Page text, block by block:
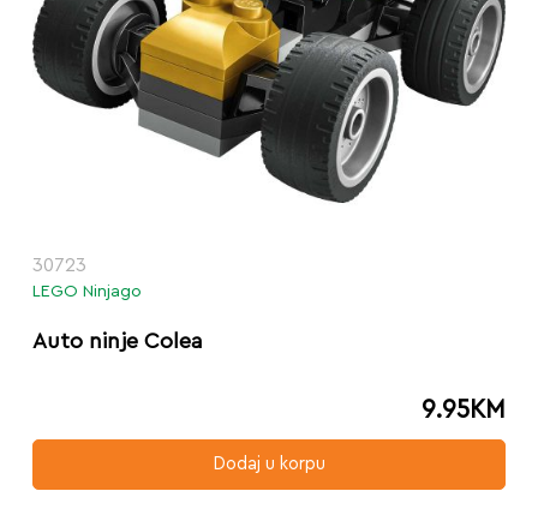
30723
LEGO Ninjago
Auto ninje Colea
9.95KM
Dodaj u korpu